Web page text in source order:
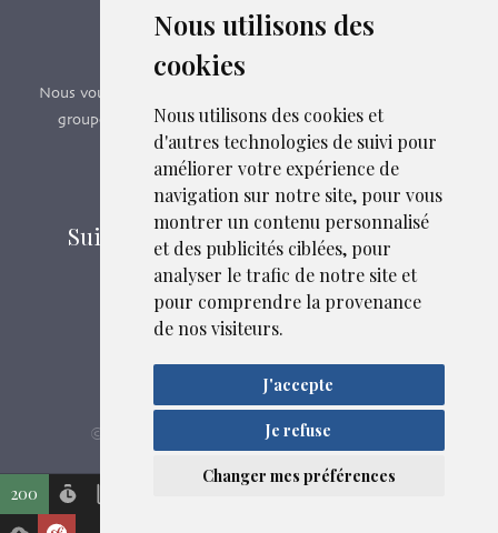
Nous utilisons des
cookies
Nous utilisons des cookies et
d'autres technologies de suivi pour
améliorer votre expérience de
navigation sur notre site, pour vous
montrer un contenu personnalisé
et des publicités ciblées, pour
analyser le trafic de notre site et
pour comprendre la provenance
de nos visiteurs.
J'accepte
Je refuse
Changer mes préférences
Liens et fichiers associés
Formations SFMG
Nous vous proposons des formations e-learning, présentiels,
groupes de pairs - Certificat QUALIOPI n° 2020/89171.2
Découvrir nos formations
Suivez-nous sur les réseaux sociaux
Mentions légales
Plan du site
© 2026 | Fait avec parASB DIGITAL
200